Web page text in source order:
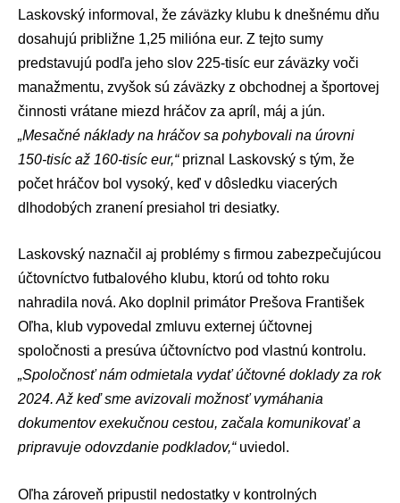
Laskovský informoval, že záväzky klubu k dnešnému dňu
dosahujú približne 1,25 milióna eur. Z tejto sumy
predstavujú podľa jeho slov 225-tisíc eur záväzky voči
manažmentu, zvyšok sú záväzky z obchodnej a športovej
činnosti vrátane miezd hráčov za apríl, máj a jún.
„Mesačné náklady na hráčov sa pohybovali na úrovni
150-tisíc až 160-tisíc eur,“priznal Laskovský s tým, že
počet hráčov bol vysoký, keď v dôsledku viacerých
dlhodobých zranení presiahol tri desiatky.
Laskovský naznačil aj problémy s firmou zabezpečujúcou
účtovníctvo futbalového klubu, ktorú od tohto roku
nahradila nová. Ako doplnil primátor Prešova František
Oľha, klub vypovedal zmluvu externej účtovnej
spoločnosti a presúva účtovníctvo pod vlastnú kontrolu.
„Spoločnosť nám odmietala vydať účtovné doklady za rok
2024. Až keď sme avizovali možnosť vymáhania
dokumentov exekučnou cestou, začala komunikovať a
pripravuje odovzdanie podkladov,“uviedol.
Oľha zároveň pripustil nedostatky v kontrolných